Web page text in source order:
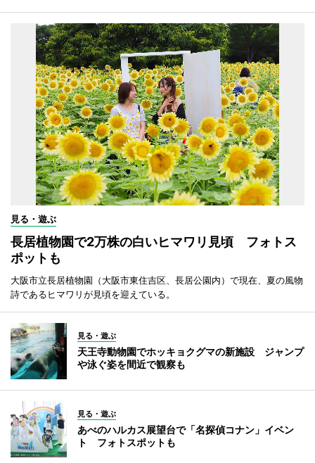
見る・遊ぶ
長居植物園で2万株の白いヒマワリ見頃 フォトス
ポットも
大阪市立長居植物園（大阪市東住吉区、長居公園内）で現在、夏の風物
詩であるヒマワリが見頃を迎えている。
見る・遊ぶ
天王寺動物園でホッキョクグマの新施設 ジャンプ
や泳ぐ姿を間近で観察も
見る・遊ぶ
あべのハルカス展望台で「名探偵コナン」イベン
ト フォトスポットも